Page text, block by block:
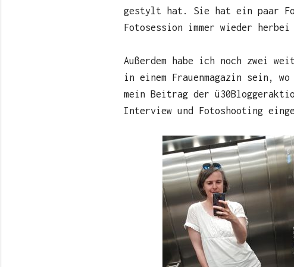
gestylt hat. Sie hat ein paar
Fotosession immer wieder
Außerdem habe ich noch zwei
in einem Frauenmagazin sein,
mein Beitrag der
Interview und Fotoshooting